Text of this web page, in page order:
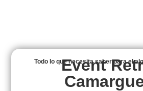
Todo lo que necesita saber para el
Event